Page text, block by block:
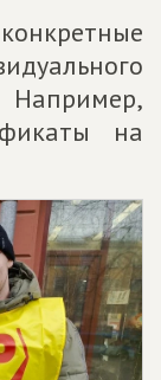
Например,
на